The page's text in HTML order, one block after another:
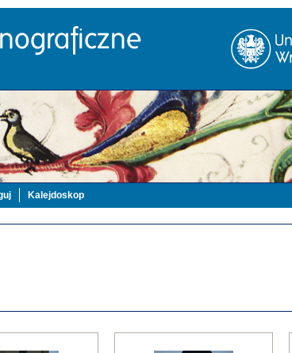
Kalejdoskop